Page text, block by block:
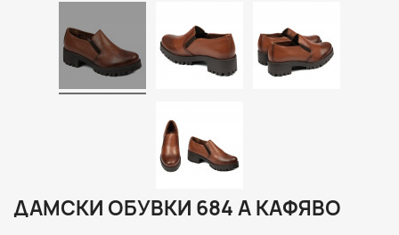
ДАМСКИ ОБУВКИ 684 А КАФЯВО